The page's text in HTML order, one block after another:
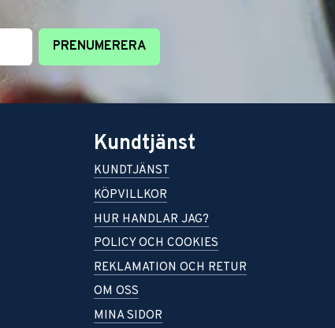
PRENUMERERA
Kundtjänst
KUNDTJÄNST
KÖPVILLKOR
HUR HANDLAR JAG?
POLICY OCH COOKIES
REKLAMATION OCH RETUR
OM OSS
MINA SIDOR